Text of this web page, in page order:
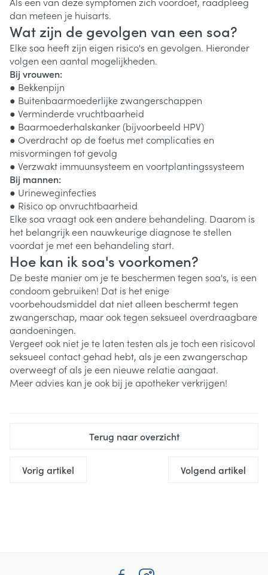
dan meteen je huisarts.
Wat zijn de gevolgen van een soa?
Elke soa heeft zijn eigen risico's en gevolgen. Hieronder
volgen een aantal mogelijkheden.
Bij vrouwen:
● Bekkenpijn
● Buitenbaarmoederlijke zwangerschappen
● Verminderde vruchtbaarheid
● Baarmoederhalskanker (bijvoorbeeld HPV)
● Overdracht op de foetus met complicaties en
misvormingen tot gevolg
● Verzwakt immuunsysteem en voortplantingssysteem
Bij mannen:
● Urineweginfecties
● Risico op onvruchtbaarheid
Elke soa vraagt ook een andere behandeling. Daarom is
het belangrijk een nauwkeurige diagnose te stellen
voordat je met een behandeling start.
Hoe kan ik soa's voorkomen?
De beste manier om je te beschermen tegen soa's, is een
condoom gebruiken! Dat is het enige
voorbehoudsmiddel dat niet alleen beschermt tegen
zwangerschap, maar ook tegen seksueel overdraagbare
aandoeningen.
Vergeet ook niet je te laten testen als je toch een risicovol
seksueel contact gehad hebt, als je een zwangerschap
overweegt of als je een nieuwe relatie aangaat.
Meer advies kan je ook bij je apotheker verkrijgen!
Terug naar overzicht
Vorig artikel Volgend artikel